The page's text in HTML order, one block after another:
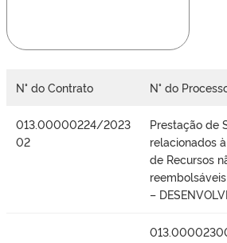
N° do Contrato N° do
013.00000224/2023
02
Prestação de
relacionados
de Recursos
–